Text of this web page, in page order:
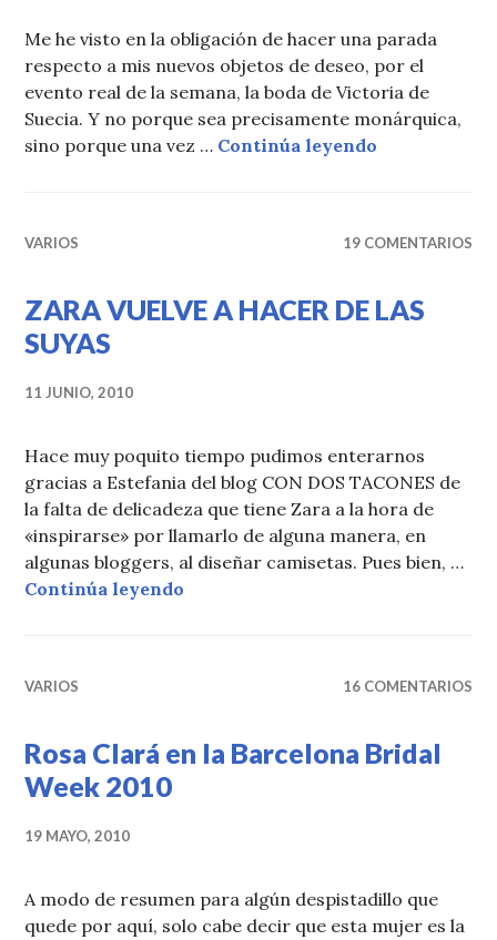
Me he visto en la obligación de hacer una parada
respecto a mis nuevos objetos de deseo, por el
evento real de la semana, la boda de Victoria de
Suecia. Y no porque sea precisamente monárquica,
sino porque una vez … Continúa leyendo
VARIOS 19 COMENTARIOS
ZARA VUELVE A HACER DE LAS
SUYAS
11 JUNIO, 2010
Hace muy poquito tiempo pudimos enterarnos
gracias a Estefania del blog CON DOS TACONES de
la falta de delicadeza que tiene Zara a la hora de
«inspirarse» por llamarlo de alguna manera, en
algunas bloggers, al diseñar camisetas. Pues bien, …
Continúa leyendo
VARIOS 16 COMENTARIOS
Rosa Clará en la Barcelona Bridal
Week 2010
19 MAYO, 2010
A modo de resumen para algún despistadillo que
quede por aquí, solo cabe decir que esta mujer es la